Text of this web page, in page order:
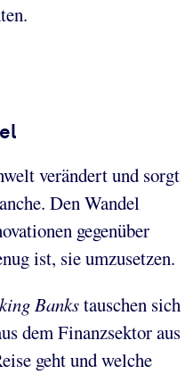
verändert und sorgt
Den Wandel
gegenüber
ist, sie umzusetzen.
Bankstauschen sich
dem Finanzsektor aus
geht und welche